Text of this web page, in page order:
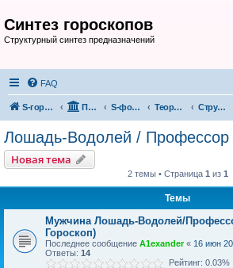
Синтез гороскопов
Структурный синтез предназначений
FAQ
S-гороскоп Портал S-форум Теория и практика «Структурного Гороскопа» © Структурные Знаки (год-месяц, день)
Лошадь-Водолей / Профессор
Новая тема
2 темы • Страница 1 из 1
Темы
Мужчина Лошадь-Водолей/
Гороскоп)
Последнее сообщение A1exander« 16 июн
Ответы: 14
Рейтинг: 0.03%